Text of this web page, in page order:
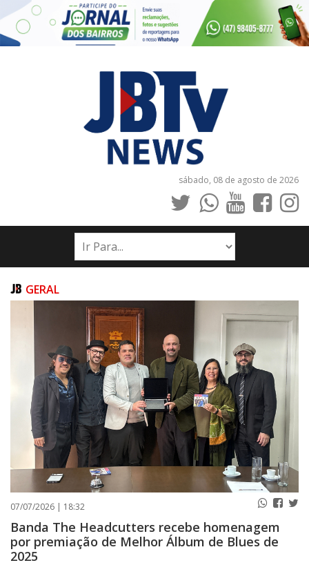
sábado, 08 de agosto de 2026
INÍCIO
NOTÍCIAS
PUBLICAÇÕES LEGAIS
CONTATO
GERAL
07/07/2026 | 18:32
Banda The Headcutters recebe homenagem
por premiação de Melhor Álbum de Blues de
2025